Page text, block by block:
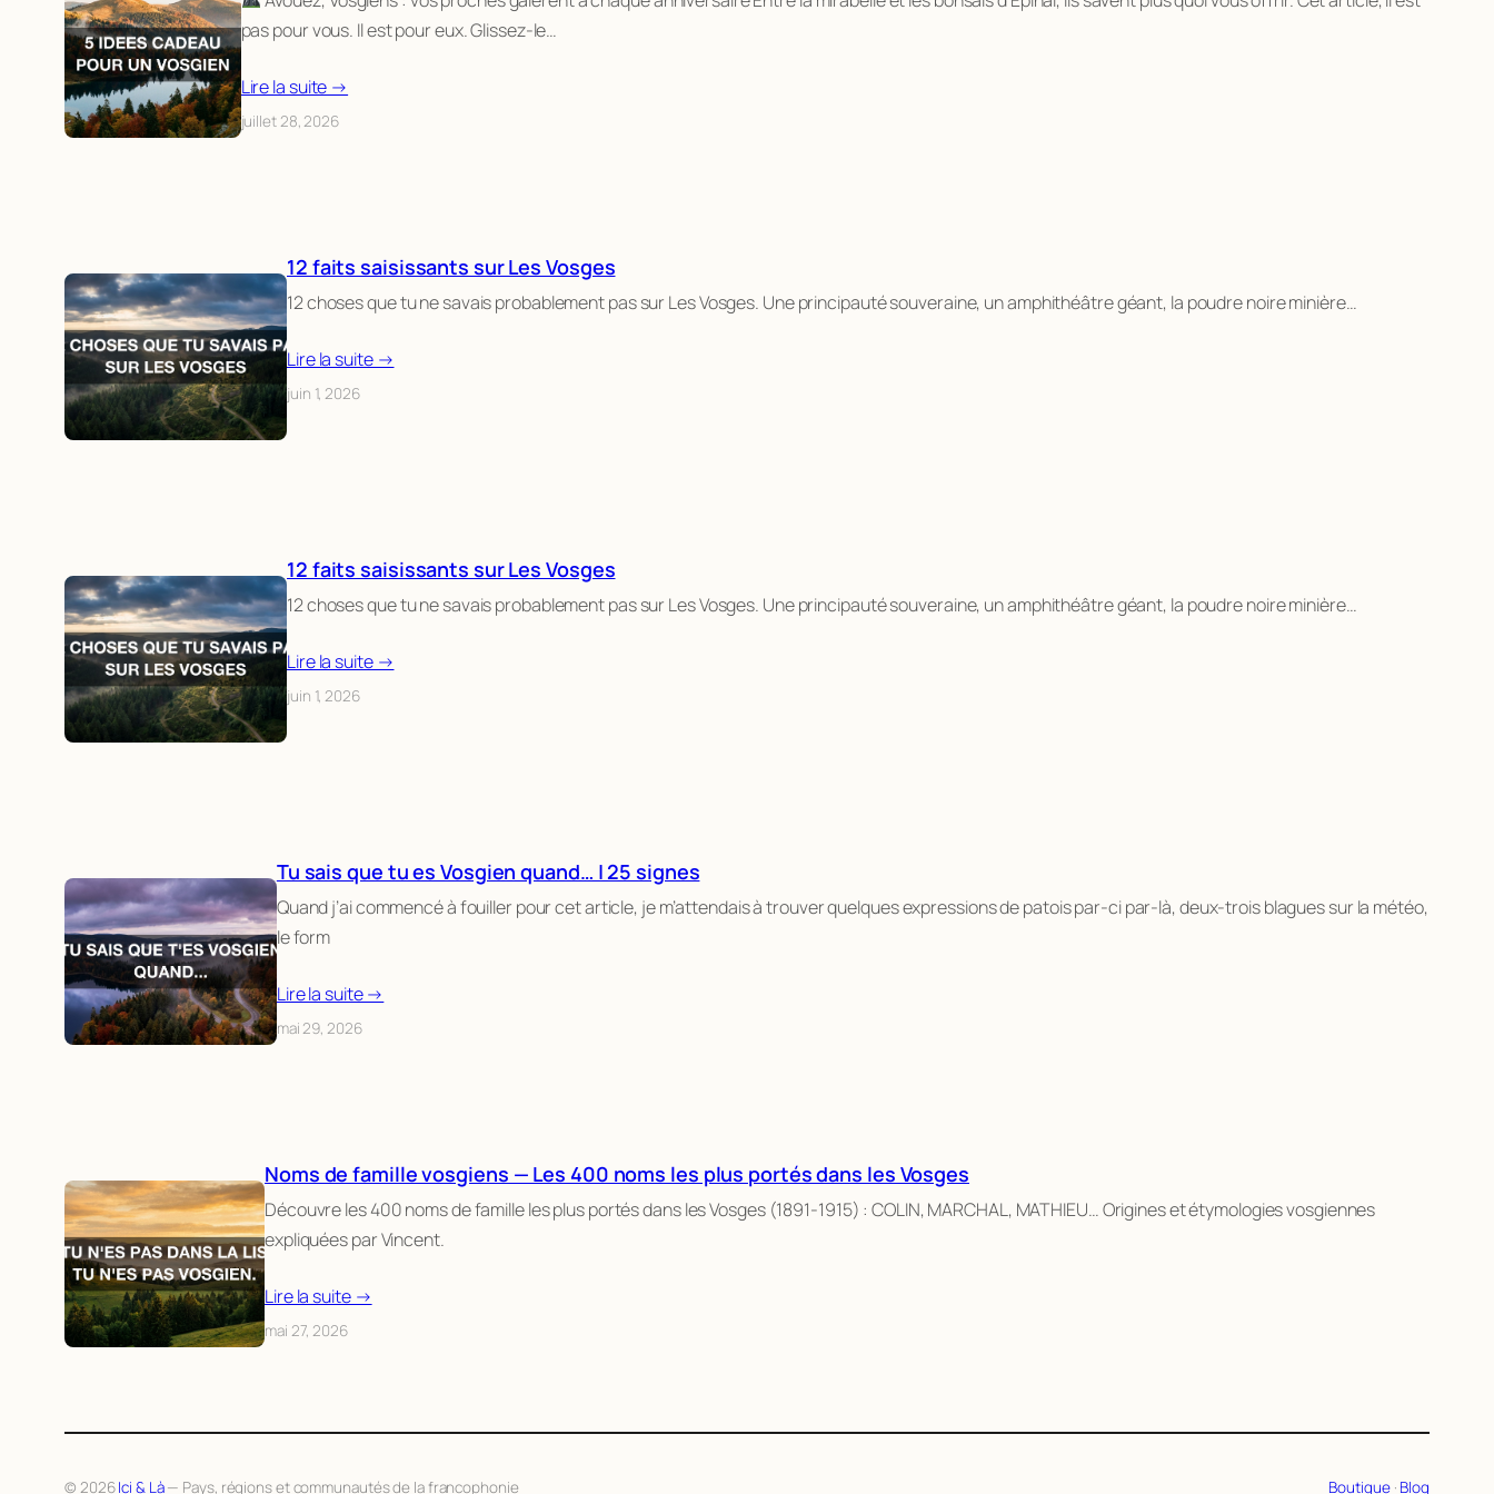
pas pour vous. Il est pour eux. Glissez-le…
Lire la suite →
juillet 28, 2026
12 faits saisissants sur Les Vosges
12 choses que tu ne savais probablement pas sur Les Vosges. Une principauté souveraine, un amphithéâtre géant, la poudre noire minière…
Lire la suite →
juin 1, 2026
12 faits saisissants sur Les Vosges
12 choses que tu ne savais probablement pas sur Les Vosges. Une principauté souveraine, un amphithéâtre géant, la poudre noire minière…
Lire la suite →
juin 1, 2026
Tu sais que tu es Vosgien quand… | 25 signes
Quand j’ai commencé à fouiller pour cet article, je m’attendais à trouver quelques expressions de patois par-ci par-là, deux-trois blagues sur la météo,
le form
Lire la suite →
mai 29, 2026
Noms de famille vosgiens — Les 400 noms les plus portés dans les Vosges
Découvre les 400 noms de famille les plus portés dans les Vosges (1891-1915) : COLIN, MARCHAL, MATHIEU… Origines et étymologies vosgiennes
expliquées par Vincent.
Lire la suite →
mai 27, 2026
© 2026Ici & Là— Pays, régions et communautés de la francophonie Boutique· Blog